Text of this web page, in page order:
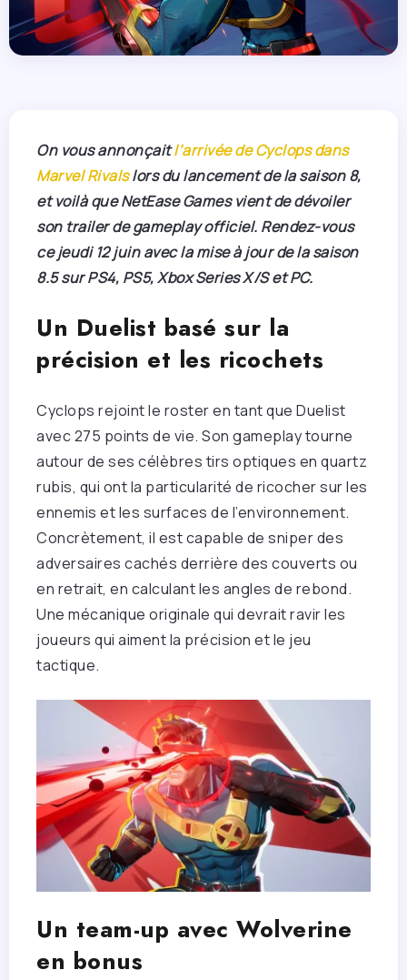
On vous annonçaitl’arrivée de Cyclops dans
Marvel Rivalslors du lancement de la saison 8,
et voilà que NetEase Games vient de dévoiler
son trailer de gameplay officiel. Rendez-vous
ce jeudi 12 juin avec la mise à jour de la saison
8.5 sur PS4, PS5, Xbox Series X/S et PC.
Un Duelist basé sur la
précision et les ricochets
Cyclops rejoint le roster en tant que Duelist
avec 275 points de vie. Son gameplay tourne
autour de ses célèbres tirs optiques en quartz
rubis, qui ont la particularité de ricocher sur les
ennemis et les surfaces de l’environnement.
Concrètement, il est capable de sniper des
adversaires cachés derrière des couverts ou
en retrait, en calculant les angles de rebond.
Une mécanique originale qui devrait ravir les
joueurs qui aiment la précision et le jeu
tactique.
Un team-up avec Wolverine
en bonus